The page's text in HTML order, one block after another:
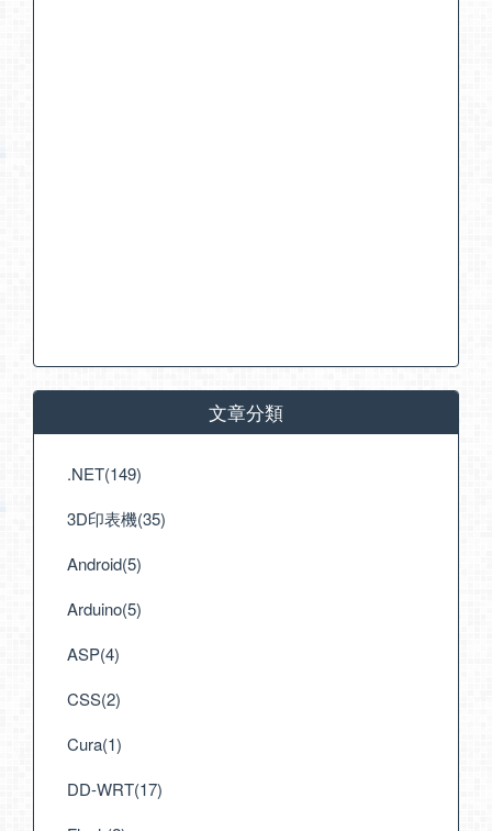
文章分類
.NET(149)
3D印表機(35)
Android(5)
Arduino(5)
ASP(4)
CSS(2)
Cura(1)
DD-WRT(17)